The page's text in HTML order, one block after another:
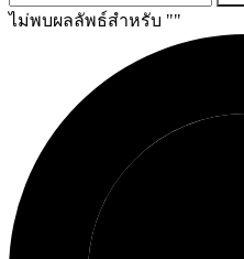
ไม่พบผลลัพธ์สำหรับ ""